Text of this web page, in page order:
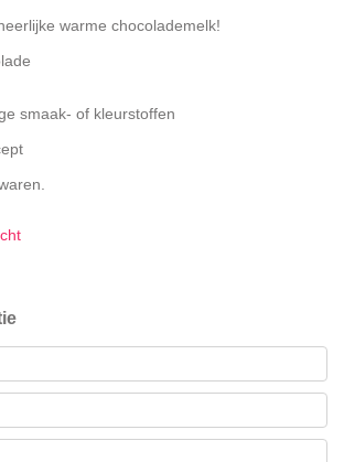
warme chocolademelk!
smaak- of kleurstoffen